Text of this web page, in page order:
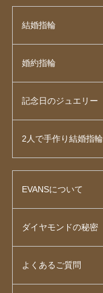
結婚指輪
婚約指輪
記念日のジュエリー
2人で手作り結婚指輪
EVANSについて
ダイヤモンドの秘密
よくあるご質問